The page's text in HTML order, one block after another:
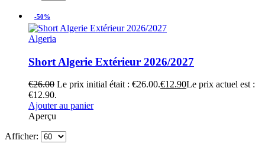
-50%
Algeria
Short Algerie Extérieur 2026/2027
€26.00 Le prix initial était : €26.00.€12.90Le prix actuel est :
€12.90.
Ajouter au panier
Aperçu
Afficher: